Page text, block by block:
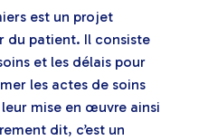
est un projet
du patient. Il consiste
et les délais pour
les actes de soins
mise en œuvre ainsi
dit, c’est un